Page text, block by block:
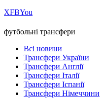
ХFBYou
футбольні трансфери
Всі новини
Трансфери України
Трансфери Англії
Трансфери Італії
Трансфери Іспанії
Трансфери Німеччини